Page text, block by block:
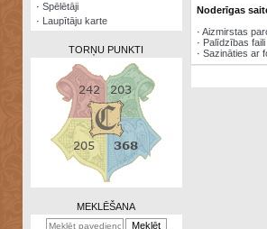
Zināšanu
· Spēlētāji
· Laupītāju karte
TORŅU PUNKTI
MEKLĒŠANA
Noderīgas
· Aizmirstas
· Palīdzības faili
· Sazināties ar